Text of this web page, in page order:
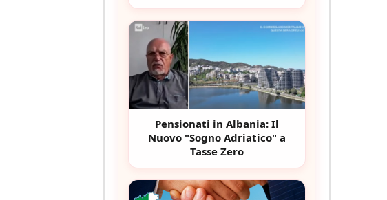
Pensionati in Albania: Il
Nuovo "Sogno Adriatico" a
Tasse Zero